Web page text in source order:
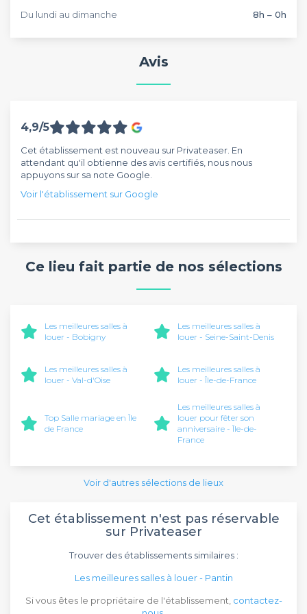
Du lundi au dimanche 8h – 0h
Avis
4,9/5
Cet établissement est nouveau sur Privateaser. En
attendant qu'il obtienne des avis certifiés, nous nous
appuyons sur sa note Google.
Voir l'établissement sur Google
Ce lieu fait partie de nos sélections
Les meilleures salles à
louer - Bobigny
Les meilleures salles à
louer - Seine-Saint-Denis
Les meilleures salles à
louer - Val-d'Oise
Les meilleures salles à
louer - Île-de-France
Top Salle mariage en Île
de France
Les meilleures salles à
louer pour fêter son
anniversaire - Île-de-
France
Voir d'autres sélections de lieux
Cet établissement n'est pas réservable
sur Privateaser
Trouver des établissements similaires :
Les meilleures salles à louer - Pantin
Si vous êtes le propriétaire de l'établissement, contactez-